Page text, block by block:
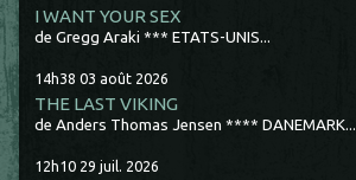
I WANT YOUR SEX
de Gregg Araki *** ETATS-UNIS...
14h38 03 août 2026
THE LAST VIKING
de Anders Thomas Jensen **** DANEMARK...
12h10 29 juil. 2026